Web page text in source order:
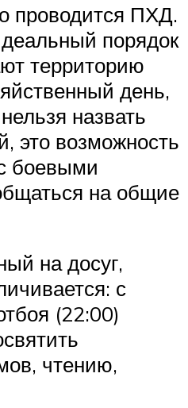
проводится ПХД.
порядок
территорию
день,
назвать
это возможность
боевыми
на общие
на досуг,
с
(22:00)
чтению,